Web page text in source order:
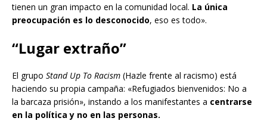
tienen un gran impacto en la comunidad local. La única
preocupación es lo desconocido, eso es todo».
“Lugar extraño”
El grupo Stand Up To Racism (Hazle frente al racismo) está
haciendo su propia campaña: «Refugiados bienvenidos: No a
la barcaza prisión», instando a los manifestantes a centrarse
en la política y no en las personas.